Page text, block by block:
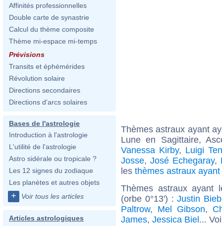
Affinités professionnelles
Double carte de synastrie
Calcul du thème composite
Thème mi-espace mi-temps
Prévisions
Transits et éphémérides
Révolution solaire
Directions secondaires
Directions d'arcs solaires
Bases de l'astrologie
Introduction à l'astrologie
L'utilité de l'astrologie
Astro sidérale ou tropicale ?
Les 12 signes du zodiaque
Les planètes et autres objets
+ Voir tous les articles
Articles astrologiques
Thèmes astraux ayant
Lune en Sagittaire,
Vanessa Kirby, Luigi
Josse, José Echegaray,
les thèmes astraux
Thèmes astraux ayant
(orbe 0°13') :Justin
Paltrow, Mel Gibson,
James, Jessica Biel...